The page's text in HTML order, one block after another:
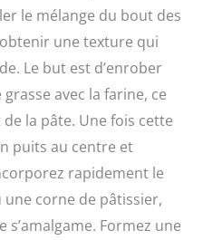
le mélange du bout des
une texture qui
Le but est d’enrober
avec la farine, ce
la pâte. Une fois cette
puits au centre et
rapidement le
corne de pâtissier,
Formez une